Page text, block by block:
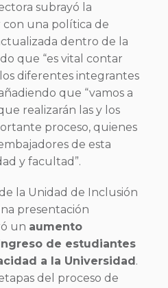
subrayó la
una política de
dentro de la
que “es vital contar
diferentes integrantes
que “vamos a
realizarán las y los
proceso, quienes
de esta
y facultad”.
la Unidad de Inclusión
presentación
un aumento
de estudiantes
a la Universidad.
del proceso de